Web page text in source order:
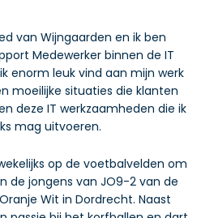
van Wijngaarden en ik ben
Medewerker binnen de IT
enorm leuk vind aan mijn werk
moeilijke situaties die klanten
deze IT werkzaamheden die ik
mag uitvoeren.
op de voetbalvelden om
de jongens van JO9-2 van de
Wit in Dordrecht. Naast